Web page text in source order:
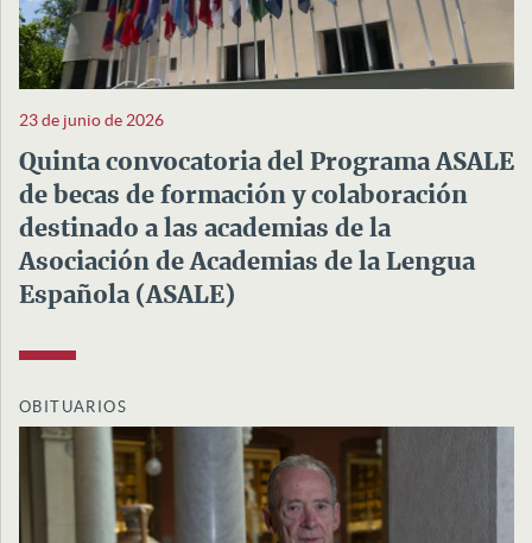
23 de junio de 2026
Quinta convocatoria del Programa ASALE
de becas de formación y colaboración
destinado a las academias de la
Asociación de Academias de la Lengua
Española (ASALE)
OBITUARIOS